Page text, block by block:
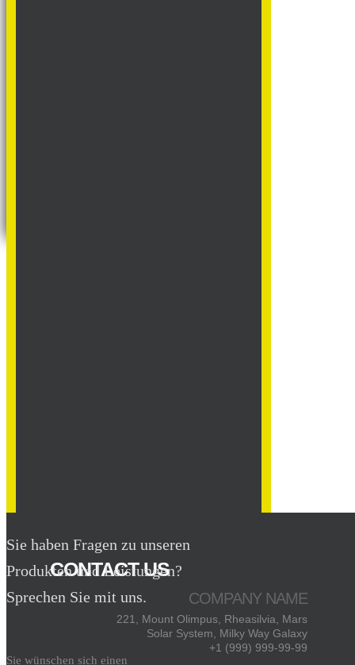
CONTACT US
COMPANY NAME
221, Mount Olimpus, Rheasilvia, Mars
Solar System, Milky Way Galaxy
+1 (999) 999-99-99
Sie haben Fragen zu unseren
Produkten und Leistungen?
Sprechen Sie mit uns.
Sie wünschen sich einen